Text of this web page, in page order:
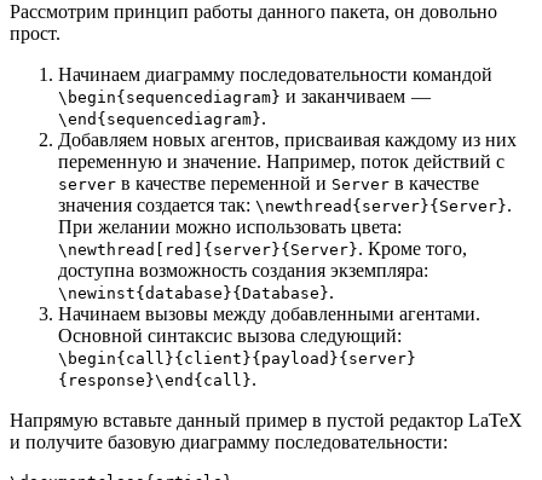
Рассмотрим принцип работы данного пакета, он довольно
прост.
Начинаем диаграмму последовательности командой
\begin{sequencediagram} и заканчиваем —
\end{sequencediagram}.
Добавляем новых агентов, присваивая каждому из них
переменную и значение. Например, поток действий с
server в качестве переменной и Server в качестве
значения создается так: \newthread{server}{Server}.
При желании можно использовать цвета:
\newthread[red]{server}{Server}. Кроме того,
доступна возможность создания экземпляра:
\newinst{database}{Database}.
Начинаем вызовы между добавленными агентами.
Основной синтаксис вызова следующий:
\begin{call}{client}{payload}{server}
{response}\end{call}.
Напрямую вставьте данный пример в пустой редактор LaTeX
и получите базовую диаграмму последовательности: